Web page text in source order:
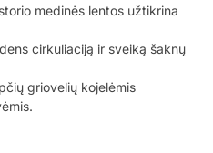
medinės lentos užtikrina
cirkuliaciją ir sveiką šaknų
griovelių kojelėmis